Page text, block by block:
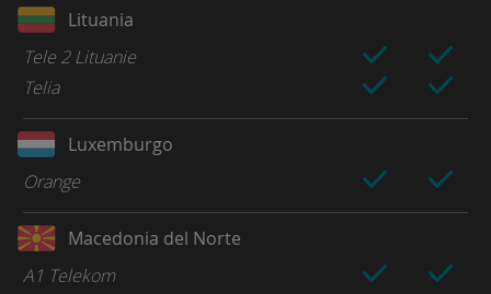
Lituania
Tele 2 Lituanie
Telia
Luxemburgo
Orange
Macedonia del Norte
A1 Telekom